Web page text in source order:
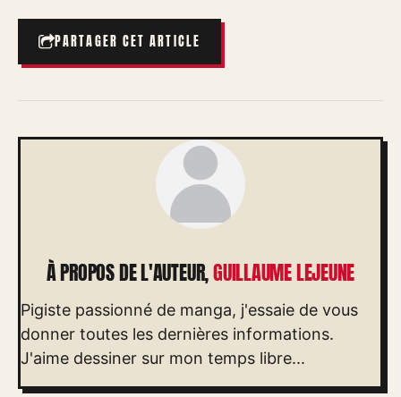
PARTAGER CET ARTICLE
À PROPOS DE L'AUTEUR,GUILLAUME LEJEUNE
Pigiste passionné de manga, j'essaie de vous
donner toutes les dernières informations.
J'aime dessiner sur mon temps libre...